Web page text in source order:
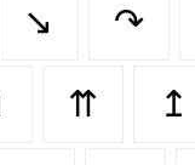
↘ ↷
⇈ ↥